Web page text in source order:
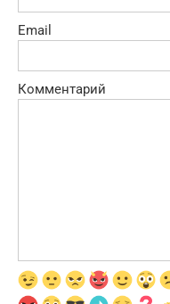
Email
Комментарий